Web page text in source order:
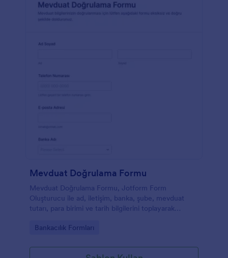
Mevduat Doğrulama Formu
Mevduat Doğrulama Formu, Jotform Form
Oluşturucu ile ad, iletişim, banka, şube, mevduat
tutarı, para birimi ve tarih bilgilerini toplayarak
doğrulanmasını sağlar.
Go to Category:
Bankacılık Formları